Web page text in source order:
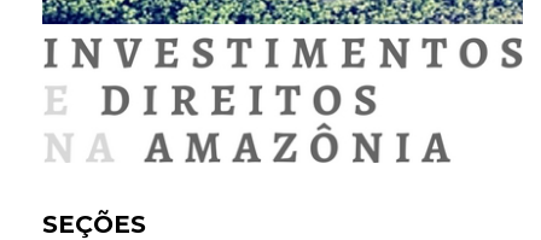
SEÇÕES